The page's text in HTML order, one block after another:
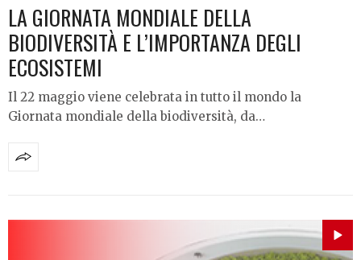
LA GIORNATA MONDIALE DELLA
BIODIVERSITÀ E L’IMPORTANZA DEGLI
ECOSISTEMI
Il 22 maggio viene celebrata in tutto il mondo la
Giornata mondiale della biodiversità, da…